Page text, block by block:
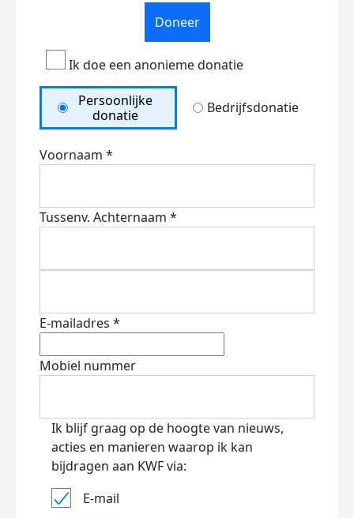
Doneer
Ik doe een anonieme donatie
Persoonlijke
donatie
Bedrijfsdonatie
Voornaam *
Tussenv. Achternaam *
E-mailadres *
Mobiel nummer
Ik blijf graag op de hoogte van nieuws,
acties en manieren waarop ik kan
bijdragen aan KWF via:
E-mail